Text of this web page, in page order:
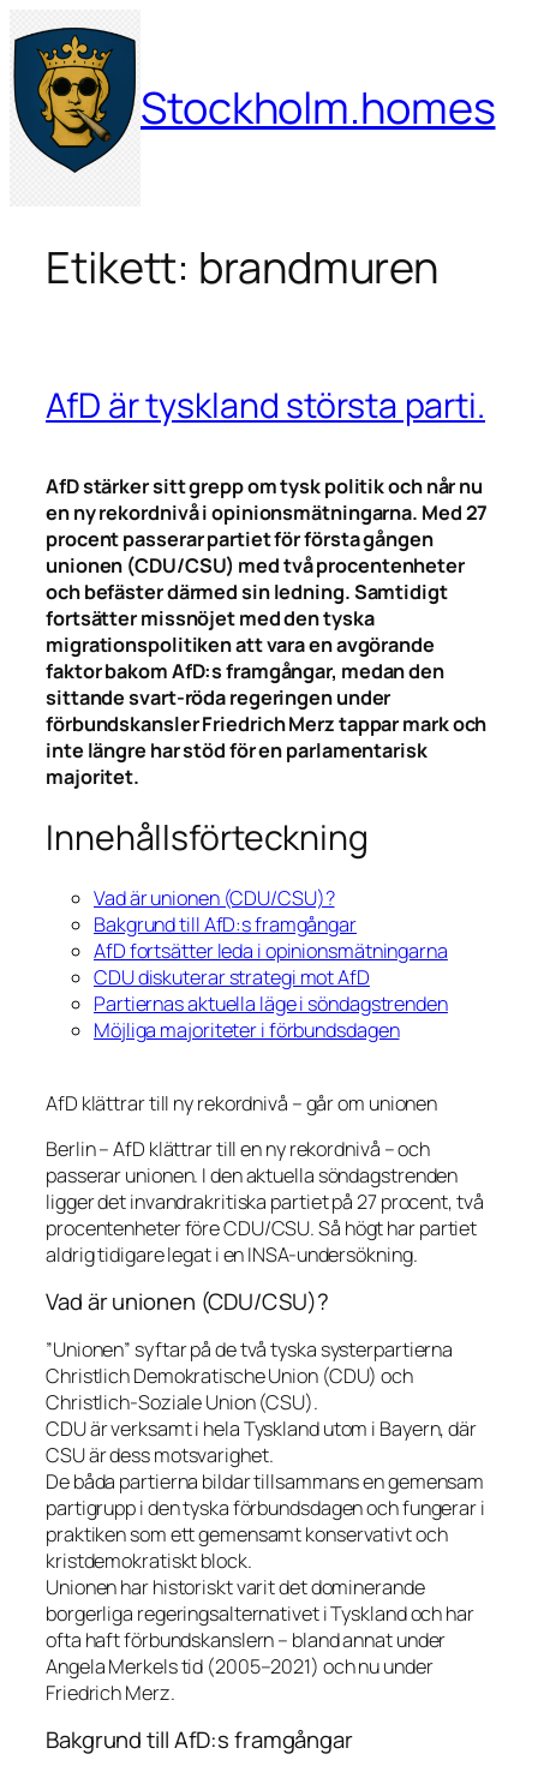
Hoppa
till
innehåll
Stockholm.homes
Etikett: brandmuren
AfD är tyskland största parti.
AfD stärker sitt grepp om tysk politik och når nu
en ny rekordnivå i opinionsmätningarna. Med 27
procent passerar partiet för första gången
unionen (CDU/CSU) med två procentenheter
och befäster därmed sin ledning. Samtidigt
fortsätter missnöjet med den tyska
migrationspolitiken att vara en avgörande
faktor bakom AfD:s framgångar, medan den
sittande svart-röda regeringen under
förbundskansler Friedrich Merz tappar mark och
inte längre har stöd för en parlamentarisk
majoritet.
Innehållsförteckning
Vad är unionen (CDU/CSU)?
Bakgrund till AfD:s framgångar
AfD fortsätter leda i opinionsmätningarna
CDU diskuterar strategi mot AfD
Partiernas aktuella läge i söndagstrenden
Möjliga majoriteter i förbundsdagen
AfD klättrar till ny rekordnivå – går om unionen
Berlin – AfD klättrar till en ny rekordnivå – och
passerar unionen. I den aktuella söndagstrenden
ligger det invandrakritiska partiet på 27 procent, två
procentenheter före CDU/CSU. Så högt har partiet
aldrig tidigare legat i en INSA-undersökning.
Vad är unionen (CDU/CSU)?
”Unionen” syftar på de två tyska systerpartierna
Christlich Demokratische Union (CDU) och
Christlich-Soziale Union (CSU).
CDU är verksamt i hela Tyskland utom i Bayern, där
CSU är dess motsvarighet.
De båda partierna bildar tillsammans en gemensam
partigrupp i den tyska förbundsdagen och fungerar i
praktiken som ett gemensamt konservativt och
kristdemokratiskt block.
Unionen har historiskt varit det dominerande
borgerliga regeringsalternativet i Tyskland och har
ofta haft förbundskanslern – bland annat under
Angela Merkels tid (2005–2021) och nu under
Friedrich Merz.
Bakgrund till AfD:s framgångar